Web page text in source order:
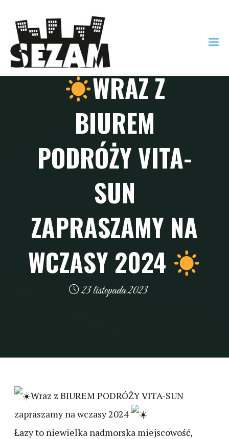
Bez kategorii
WRAZ Z
BIUREM
PODRÓŻY VITA-
SUN
ZAPRASZAMY NA
WCZASY 2024
23 listopada 2023
Wraz z BIUREM PODRÓŻY VITA-SUN
zapraszamy na wczasy 2024
Łazy to niewielka nadmorska miejscowość,